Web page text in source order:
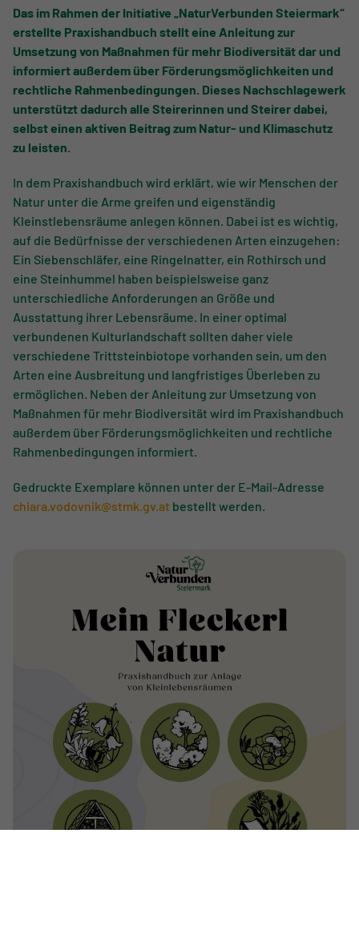
Das im Rahmen der Initiative „NaturVerbunden Steiermark“
erstellte Praxishandbuch stellt eine Anleitung zur
Umsetzung von Maßnahmen für mehr Biodiversität dar und
informiert außerdem über Förderungsmöglichkeiten und
rechtliche Rahmenbedingungen. Dieses Nachschlagewerk
unterstützt dadurch alle Steirerinnen und Steirer dabei,
selbst einen aktiven Beitrag zum Natur- und Klimaschutz
zu leisten.
In dem Praxishandbuch wird erklärt, wie wir Menschen der
Natur unter die Arme greifen und eigenständig
Kleinstlebensräume anlegen können. Dabei ist es wichtig,
auf die Bedürfnisse der verschiedenen Arten einzugehen:
Ein Siebenschläfer, eine Ringelnatter, ein Rothirsch und
eine Steinhummel haben beispielsweise ganz
unterschiedliche Anforderungen an Größe und
Ausstattung ihrer Lebensräume. In einer optimal
verbundenen Kulturlandschaft sollten daher viele
verschiedene Trittsteinbiotope vorhanden sein, um den
Arten eine Ausbreitung und langfristiges Überleben zu
ermöglichen. Neben der Anleitung zur Umsetzung von
Maßnahmen für mehr Biodiversität wird im Praxishandbuch
außerdem über Förderungsmöglichkeiten und rechtliche
Rahmenbedingungen informiert.
Gedruckte Exemplare können unter der E-Mail-Adresse
chiara.vodovnik@stmk.gv.at bestellt werden.